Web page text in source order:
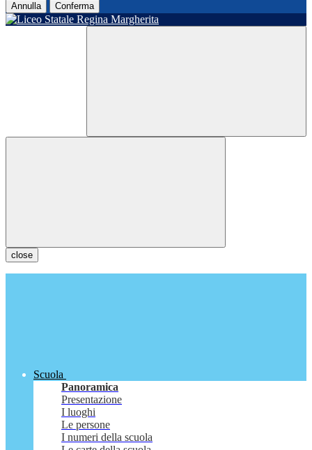
Annulla Conferma
close
Scuola
Panoramica
Presentazione
I luoghi
Le persone
I numeri della scuola